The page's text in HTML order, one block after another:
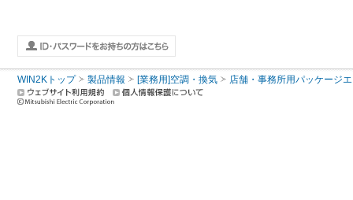
WIN2Kトップ 製品情報 [業務用]空調・換気 店舗・事務所用パッケージ